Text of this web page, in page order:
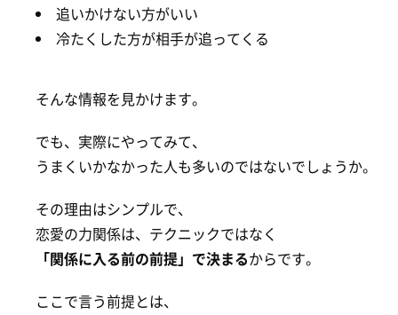
追いかけない方がいい
冷たくした方が相手が追ってくる
そんな情報を見かけます。
でも、実際にやってみて、
うまくいかなかった人も多いのではないでしょうか。
その理由はシンプルで、
恋愛の力関係は、テクニックではなく
「関係に入る前の前提」で決まるからです。
ここで言う前提とは、